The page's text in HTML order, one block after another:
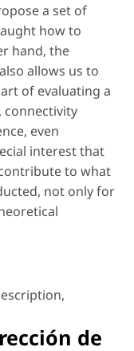
a set of
how to
hand, the
allows us to
of evaluating a
connectivity
even
interest that
to what
not only for
,
de